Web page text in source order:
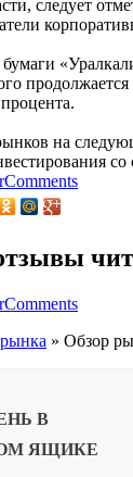
следует
бумаги
на
со
» Обзор
В
ЯЩИКЕ